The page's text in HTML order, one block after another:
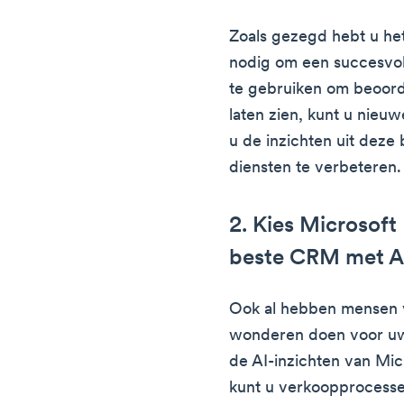
Zoals gezegd hebt u
nodig om een
te gebruiken om
laten zien, kunt u
u de inzichten uit deze
diensten te verbeteren.
2. Kies Microsoft
beste CRM met
Ook al hebben mensen
wonderen doen voor
de AI-inzichten van
kunt u